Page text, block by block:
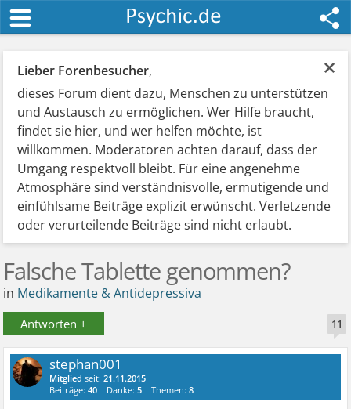
×
Lieber Forenbesucher,
dieses Forum dient dazu, Menschen zu unterstützen
und Austausch zu ermöglichen. Wer Hilfe braucht,
findet sie hier, und wer helfen möchte, ist
willkommen. Moderatoren achten darauf, dass der
Umgang respektvoll bleibt. Für eine angenehme
Atmosphäre sind verständnisvolle, ermutigende und
einfühlsame Beiträge explizit erwünscht. Verletzende
oder verurteilende Beiträge sind nicht erlaubt.
Falsche Tablette genommen?
in Medikamente & Antidepressiva
Antworten + 11
stephan001
Mitglied seit:21.11.2015
Beiträge:40 Danke:5 Themen:8